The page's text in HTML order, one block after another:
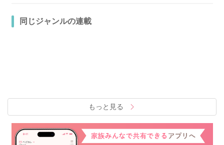
同じジャンルの連載
もっと見る